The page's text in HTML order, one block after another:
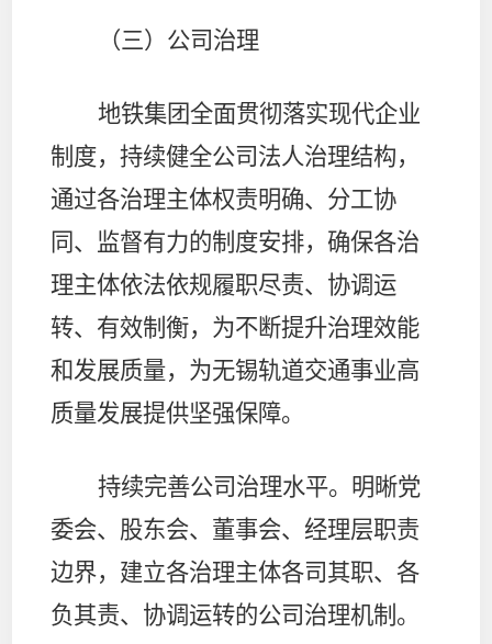
（三）公司治理
地铁集团全面贯彻落实现代企业
制度，持续健全公司法人治理结构，
通过各治理主体权责明确、分工协
同、监督有力的制度安排，确保各治
理主体依法依规履职尽责、协调运
转、有效制衡，为不断提升治理效能
和发展质量，为无锡轨道交通事业高
质量发展提供坚强保障。
持续完善公司治理水平。明晰党
委会、股东会、董事会、经理层职责
边界，建立各治理主体各司其职、各
负其责、协调运转的公司治理机制。